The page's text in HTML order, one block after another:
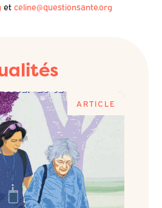
etceline@questionsante.org
ARTICLE